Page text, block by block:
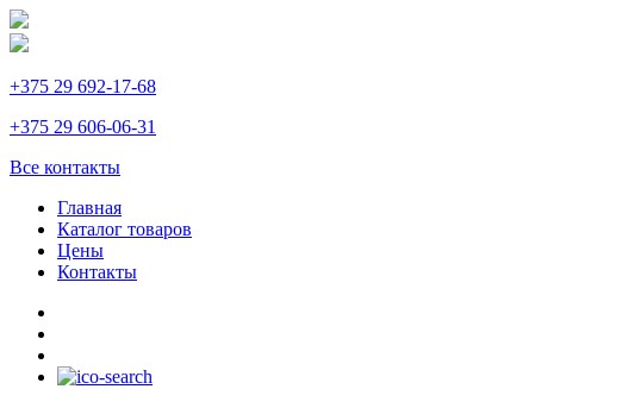
+375 29 692-17-68
+375 29 606-06-31
Все контакты
Главная
Каталог товаров
Цены
Контакты